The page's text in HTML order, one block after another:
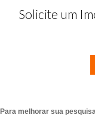
Solicite um
Para melhorar sua